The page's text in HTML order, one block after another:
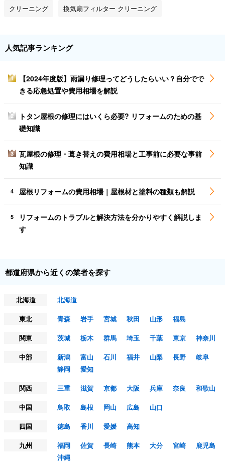
クリーニング 換気扇フィルター クリーニング
人気記事ランキング
1
【2024年度版】雨漏り修理ってどうしたらいい？自分でで
きる応急処置や費用相場を解説
2
トタン屋根の修理にはいくら必要? リフォームのための基
礎知識
3
瓦屋根の修理・葺き替えの費用相場と工事前に必要な事前
知識
4 屋根リフォームの費用相場｜屋根材と塗料の種類も解説
5
リフォームのトラブルと解決方法を分かりやすく解説しま
す
都道府県から近くの業者を探す
北海道
北海道
東北
青森 岩手 宮城 秋田 山形
福島
関東
茨城 栃木 群馬 埼玉 千葉 東京
神奈川
中部
新潟 富山 石川 福井 山梨 長野
岐阜
静岡
愛知
関西
三重 滋賀 京都 大阪 兵庫 奈良
和歌山
中国
鳥取 島根 岡山 広島
山口
四国
徳島 香川 愛媛
高知
九州
福岡 佐賀 長崎 熊本 大分 宮崎
鹿児島
沖縄